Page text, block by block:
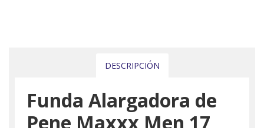
DESCRIPCIÓN
Funda Alargadora de
Pene Maxxx Men 17